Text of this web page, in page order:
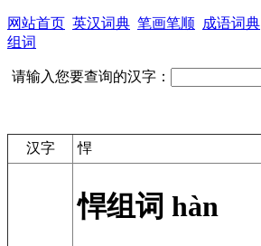
网站首页 英汉词典 笔画笔顺 成语词典
组词
请输入您要查询的汉字：
汉字 悍
悍组词 hàn